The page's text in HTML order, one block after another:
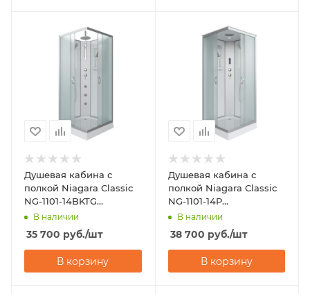
Душевая кабина с
полкой Niagara Classic
NG-1101-14BKTG
(900х900х2100-2400)
В наличии
35 700 руб./шт
В корзину
Душевая кабина с
полкой Niagara Classic
NG-1101-14P
(900х900х2150)
В наличии
38 700 руб./шт
В корзину